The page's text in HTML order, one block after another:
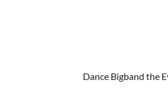
Dance Bigband the